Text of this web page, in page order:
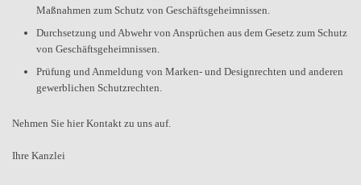
Maßnahmen zum Schutz von Geschäftsgeheimnissen.
Durchsetzung und Abwehr von Ansprüchen aus dem Gesetz zum Schutz
von Geschäftsgeheimnissen.
Prüfung und Anmeldung von Marken- und Designrechten und anderen
gewerblichen Schutzrechten.
Nehmen Sie hier Kontakt zu uns auf.
Ihre Kanzlei